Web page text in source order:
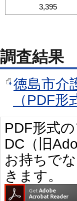
3,395
調査結果
徳島市介
（PDF形
PDF形式
DC（旧
お持ちで
きます。